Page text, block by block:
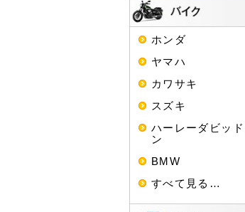
ホンダ
ヤマハ
カワサキ
スズキ
ハーレーダビッド
ン
BMW
すべて見る…